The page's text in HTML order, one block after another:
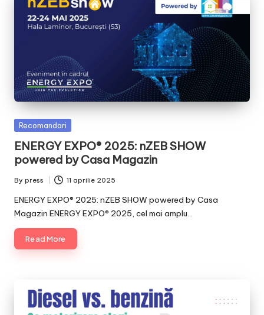
Posted
Recomandari
ENERGY EXPO® 2025: nZEB SHOW
powered by Casa Magazin
Posted
by
By press 11 aprilie 2025
ENERGY EXPO® 2025: nZEB SHOW powered by Casa
Magazin ENERGY EXPO® 2025, cel mai amplu…
Read More